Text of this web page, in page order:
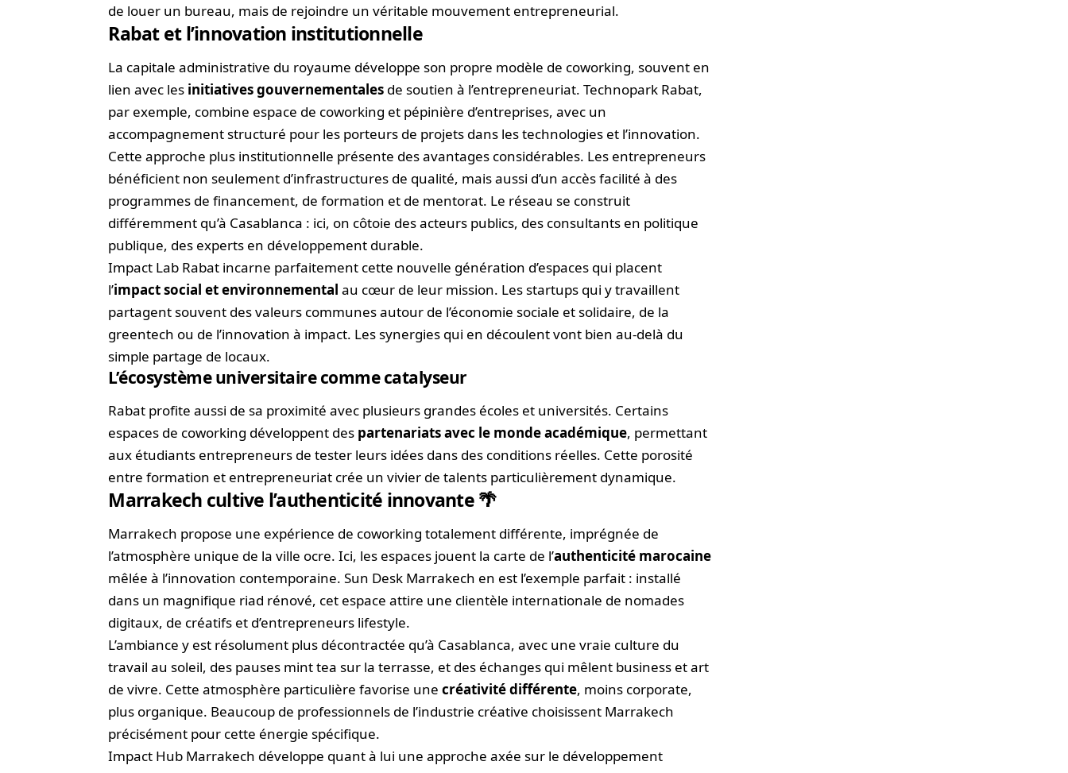
de louer un bureau, mais de rejoindre un véritable mouvement entrepreneurial.
Rabat et l’innovation institutionnelle
La capitale administrative du royaume développe son propre modèle de coworking, souvent en
lien avec les initiatives gouvernementales de soutien à l’entrepreneuriat. Technopark Rabat,
par exemple, combine espace de coworking et pépinière d’entreprises, avec un
accompagnement structuré pour les porteurs de projets dans les technologies et l’innovation.
Cette approche plus institutionnelle présente des avantages considérables. Les entrepreneurs
bénéficient non seulement d’infrastructures de qualité, mais aussi d’un accès facilité à des
programmes de financement, de formation et de mentorat. Le réseau se construit
différemment qu’à Casablanca : ici, on côtoie des acteurs publics, des consultants en politique
publique, des experts en développement durable.
Impact Lab Rabat incarne parfaitement cette nouvelle génération d’espaces qui placent
l’impact social et environnemental au cœur de leur mission. Les startups qui y travaillent
partagent souvent des valeurs communes autour de l’économie sociale et solidaire, de la
greentech ou de l’innovation à impact. Les synergies qui en découlent vont bien au-delà du
simple partage de locaux.
L’écosystème universitaire comme catalyseur
Rabat profite aussi de sa proximité avec plusieurs grandes écoles et universités. Certains
espaces de coworking développent des partenariats avec le monde académique, permettant
aux étudiants entrepreneurs de tester leurs idées dans des conditions réelles. Cette porosité
entre formation et entrepreneuriat crée un vivier de talents particulièrement dynamique.
Marrakech cultive l’authenticité innovante 🌴
Marrakech propose une expérience de coworking totalement différente, imprégnée de
l’atmosphère unique de la ville ocre. Ici, les espaces jouent la carte de l’authenticité marocaine
mêlée à l’innovation contemporaine. Sun Desk Marrakech en est l’exemple parfait : installé
dans un magnifique riad rénové, cet espace attire une clientèle internationale de nomades
digitaux, de créatifs et d’entrepreneurs lifestyle.
L’ambiance y est résolument plus décontractée qu’à Casablanca, avec une vraie culture du
travail au soleil, des pauses mint tea sur la terrasse, et des échanges qui mêlent business et art
de vivre. Cette atmosphère particulière favorise unecréativité différente, moins corporate,
plus organique. Beaucoup de professionnels de l’industrie créative choisissent Marrakech
précisément pour cette énergie spécifique.
Impact Hub Marrakech développe quant à lui une approche axée sur le développement